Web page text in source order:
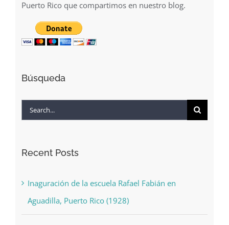
Puerto Rico que compartimos en nuestro blog.
Búsqueda
Search
Recent Posts
Inaguración de la escuela Rafael Fabián en
Aguadilla, Puerto Rico (1928)